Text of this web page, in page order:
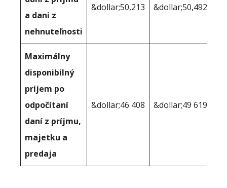
a dani z
nehnuteľnosti
&dollar;50,213 &dollar;50,492
Maximálny
disponibilný
príjem po
odpočítaní
daní z príjmu,
majetku a
predaja
&dollar;46 408 &dollar;49 619